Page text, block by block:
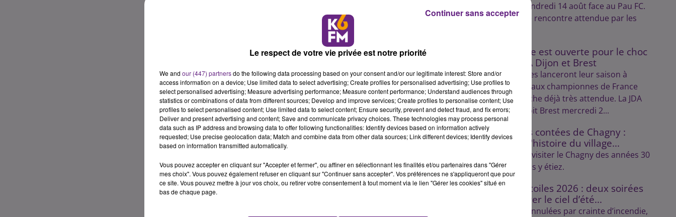
domicile le vendredi 14 août face au Pau FC.
Une première rencontre attendue par les
La billetterie est ouverte pour le choc
entre la JDA Dijon et Brest
Les Dijonnaises lanceront leur saison à
domicile face aux championnes de France
dans une affiche déjà très attendue. La JDA
Handball reçoit Brest mercredi 2...
Les balades contées de Chagny :
découvrez l'histoire du village...
Lulu vous fait visiter le Chagny des années 30
comme si vous y étiez.
Nuits des Étoiles 2026 : deux soirées
pour explorer le ciel d’été...
Initialement annulées par crainte d’incendie,
Le respect de votre vie privée est notre priorité
We and our (447) partnersdo the following data processing based on your consent and/or our legitimate interest: Store and/or
access information on a device; Use limited data to select advertising; Create profiles for personalised advertising; Use profiles to
select personalised advertising; Measure advertising performance; Measure content performance; Understand audiences through
statistics or combinations of data from different sources; Develop and improve services; Create profiles to personalise content; Use
profiles to select personalised content; Use limited data to select content; Ensure security, prevent and detect fraud, and fix errors;
Deliver and present advertising and content; Save and communicate privacy choices. These technologies may process personal
data such as IP address and browsing data to offer following functionalities: Identify devices based on information actively
requested; Use precise geolocation data; Match and combine data from other data sources; Link different devices; Identify devices
based on information transmitted automatically.
Vous pouvez accepter en cliquant sur "Accepter et fermer", ou affiner en sélectionnant les finalités et/ou partenaires dans "Gérer
mes choix". Vous pouvez également refuser en cliquant sur "Continuer sans accepter". Vos préférences ne s'appliqueront que pour
ce site. Vous pouvez mettre à jour vos choix, ou retirer votre consentement à tout moment via le lien "Gérer les cookies" situé en
bas de chaque page.
Continuer sans accepter